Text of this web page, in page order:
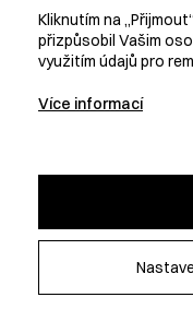
způsobené porušením
6. Nenastoupí-li
nedodrží-li zhotovitel
odstranění vady, je
7. V případě, že
Kliknutím na
přizpůsobil Vašim
využitím údajů pro
Více informací